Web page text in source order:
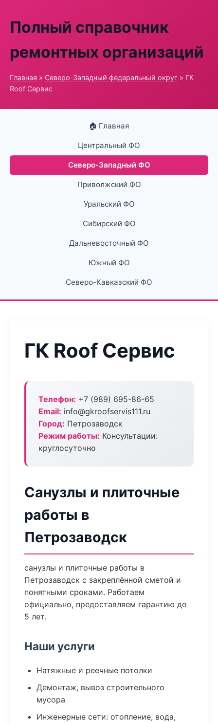
Полный справочник
ремонтных организаций
Главная » Северо-Западный федеральный округ » ГК
Roof Сервис
🏠 Главная
Центральный ФО
Северо-Западный ФО
Приволжский ФО
Уральский ФО
Сибирский ФО
Дальневосточный ФО
Южный ФО
Северо-Кавказский ФО
ГК Roof Сервис
Телефон: +7 (989) 695-86-65
Email: info@gkroofservis111.ru
Город: Петрозаводск
Режим работы: Консультации:
круглосуточно
Санузлы и плиточные
работы в
Петрозаводск
санузлы и плиточные работы в
Петрозаводск с закреплённой сметой и
понятными сроками. Работаем
официально, предоставляем гарантию до
5 лет.
Наши услуги
Натяжные и реечные потолки
Демонтаж, вывоз строительного
мусора
Инженерные сети: отопление, вода,